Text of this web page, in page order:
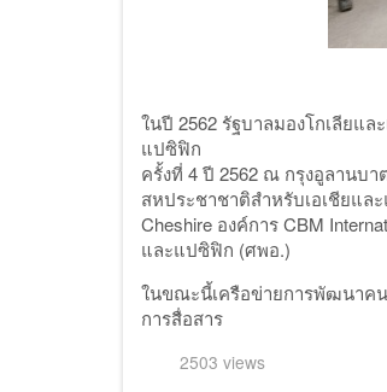
ในปี 2562 รัฐบาลมองโกเลีย
แปซิฟิก
ครั้งที่ 4 ปี 2562 ณ กรุงอูลานบ
สหประชาชาติสำหรับเอเชียแล
Cheshire องค์การ CBM
และแปซิฟิก (ศพอ.)
ในขณะนี้เครือข่ายการพัฒนาคน
การสื่อสาร
2503 views